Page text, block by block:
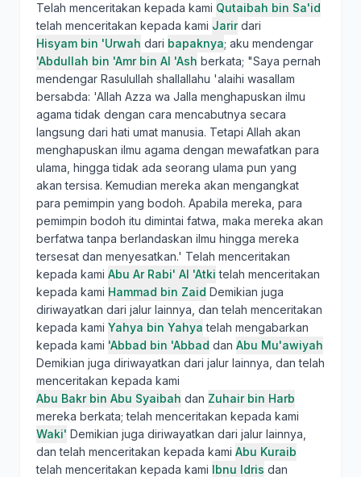
Telah menceritakan kepada kami Qutaibah bin Sa'id
telah menceritakan kepada kami Jarirdari
Hisyam bin 'Urwah dari bapaknya; aku mendengar
'Abdullah bin 'Amr bin Al 'Ash berkata; "Saya pernah
mendengar Rasulullah shallallahu 'alaihi wasallam
bersabda: 'Allah Azza wa Jalla menghapuskan ilmu
agama tidak dengan cara mencabutnya secara
langsung dari hati umat manusia. Tetapi Allah akan
menghapuskan ilmu agama dengan mewafatkan para
ulama, hingga tidak ada seorang ulama pun yang
akan tersisa. Kemudian mereka akan mengangkat
para pemimpin yang bodoh. Apabila mereka, para
pemimpin bodoh itu dimintai fatwa, maka mereka akan
berfatwa tanpa berlandaskan ilmu hingga mereka
tersesat dan menyesatkan.' Telah menceritakan
kepada kami Abu Ar Rabi' Al 'Atki telah menceritakan
kepada kami Hammad bin Zaid Demikian juga
diriwayatkan dari jalur lainnya, dan telah menceritakan
kepada kami Yahya bin Yahya telah mengabarkan
kepada kami 'Abbad bin 'Abbad dan Abu Mu'awiyah
Demikian juga diriwayatkan dari jalur lainnya, dan telah
menceritakan kepada kami
Abu Bakr bin Abu Syaibah dan Zuhair bin Harb
mereka berkata; telah menceritakan kepada kami
Waki' Demikian juga diriwayatkan dari jalur lainnya,
dan telah menceritakan kepada kami Abu Kuraib
telah menceritakan kepada kami Ibnu Idris dan